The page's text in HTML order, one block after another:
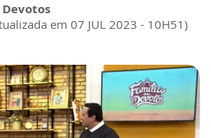
em 07 JUL 2023 - 10H51)